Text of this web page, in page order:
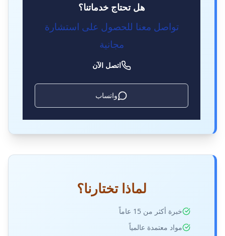
هل تحتاج خدماتنا؟
تواصل معنا للحصول على استشارة
مجانية
اتصل الآن
واتساب
لماذا تختارنا؟
خبرة أكثر من 15 عاماً
مواد معتمدة عالمياً